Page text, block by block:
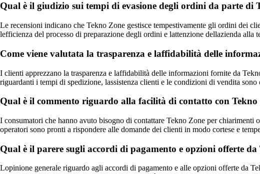
Qual è il giudizio sui tempi di evasione degli ordini da parte di
Le recensioni indicano che Tekno Zone gestisce tempestivamente gli ordini dei
lefficienza del processo di preparazione degli ordini e lattenzione dellazienda alla
Come viene valutata la trasparenza e laffidabilità delle
I clienti apprezzano la trasparenza e laffidabilità delle informazioni fornite da
riguardanti i tempi di spedizione, lassistenza clienti e le condizioni di vendita
Qual è il commento riguardo alla facilità di contatto con Tekno
I consumatori che hanno avuto bisogno di contattare Tekno Zone per
operatori sono pronti a rispondere alle domande dei clienti in modo cortese e
Qual è il parere sugli accordi di pagamento e opzioni offerte da
Lopinione generale riguardo agli accordi di pagamento e alle opzioni offerte da